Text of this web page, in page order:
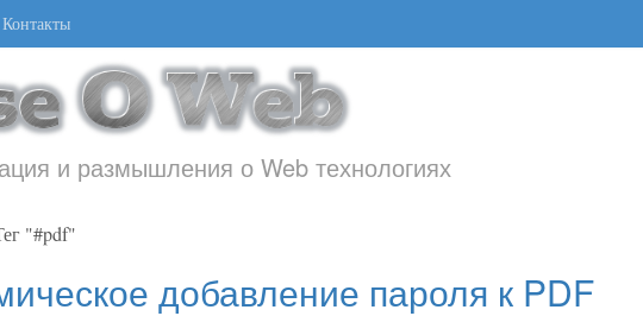
Контакты
и размышления о Web технологиях
"#pdf"
добавление пароля к PDF